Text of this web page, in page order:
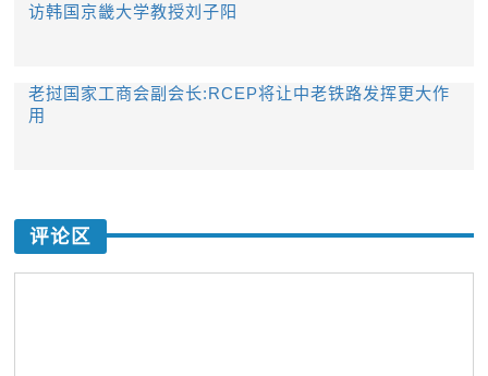
访韩国京畿大学教授刘子阳
老挝国家工商会副会长:RCEP将让中老铁路发挥更大作
用
评论区